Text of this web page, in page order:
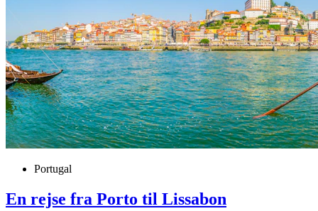
Portugal
En rejse fra Porto til Lissabon